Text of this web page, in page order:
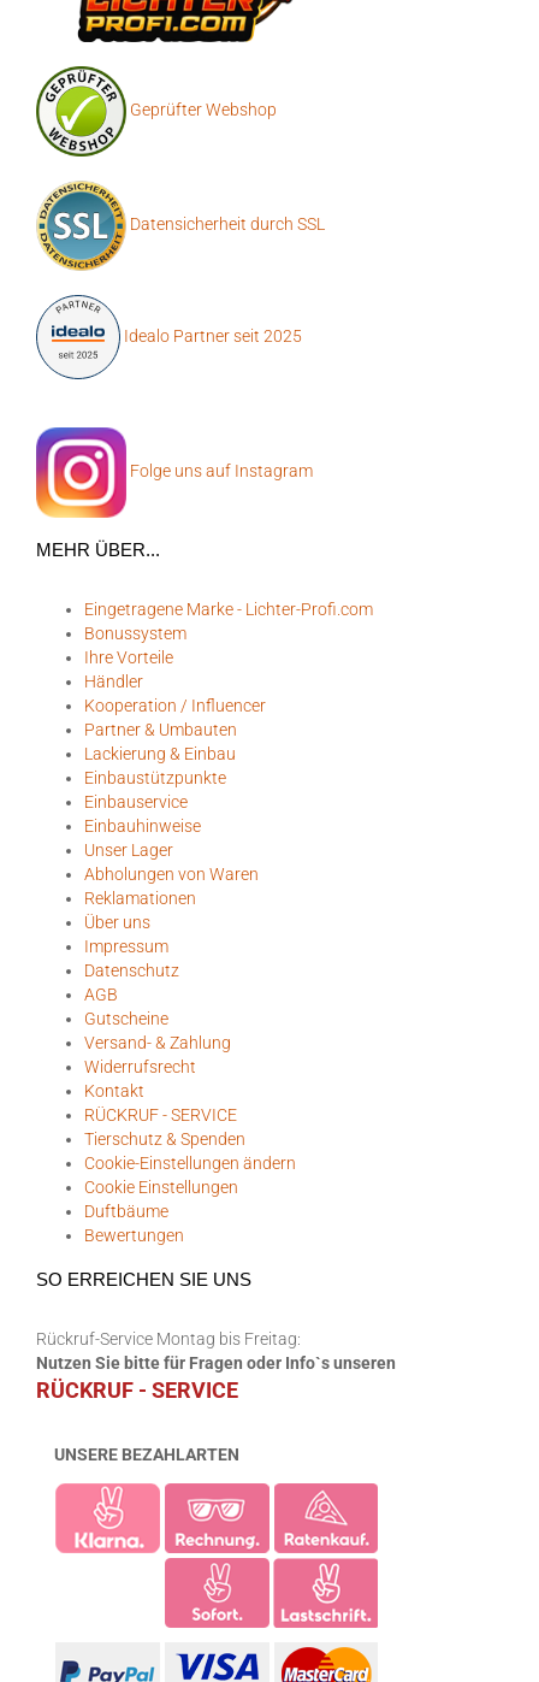
Geprüfter Webshop
Datensicherheit durch SSL
Idealo Partner seit 2025
Folge uns auf Instagram
MEHR ÜBER...
Eingetragene Marke - Lichter-Profi.com
Bonussystem
Ihre Vorteile
Händler
Kooperation / Influencer
Partner & Umbauten
Lackierung & Einbau
Einbaustützpunkte
Einbauservice
Einbauhinweise
Unser Lager
Abholungen von Waren
Reklamationen
Über uns
Impressum
Datenschutz
AGB
Gutscheine
Versand- & Zahlung
Widerrufsrecht
Kontakt
RÜCKRUF - SERVICE
Tierschutz & Spenden
Cookie-Einstellungen ändern
Cookie Einstellungen
Duftbäume
Bewertungen
SO ERREICHEN SIE UNS
Rückruf-Service Montag bis Freitag:
Nutzen Sie bitte für Fragen oder Info`s unseren
RÜCKRUF - SERVICE
UNSERE BEZAHLARTEN